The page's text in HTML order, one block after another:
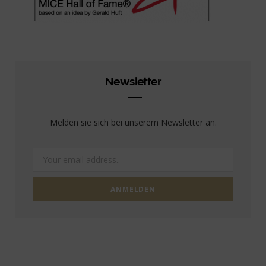
Newsletter
Melden sie sich bei unserem Newsletter an.